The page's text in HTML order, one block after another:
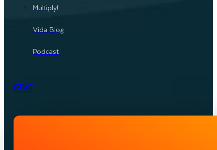
Multiply!
Vida Blog
Podcast
GIVE